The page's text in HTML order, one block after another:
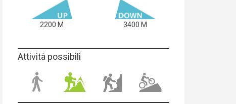
2200 M 3400 M
Attività possibili